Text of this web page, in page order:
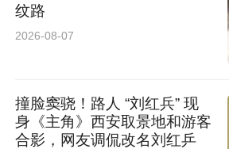
纹路
2026-08-07
撞脸窦骁！路人 “刘红兵” 现
身《主角》西安取景地和游客
合影，网友调侃改名刘红乒